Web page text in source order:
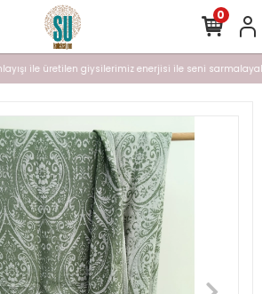
ile üretilen giysilerimiz enerjisi ile seni
0